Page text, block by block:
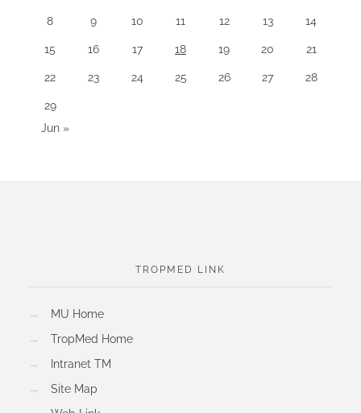
8 9 10 11 12 13 14
15 16 17 18 19 20 21
22 23 24 25 26 27 28
29
Jun »
TROPMED LINK
→
MU Home
→
TropMed Home
→
Intranet TM
→
Site Map